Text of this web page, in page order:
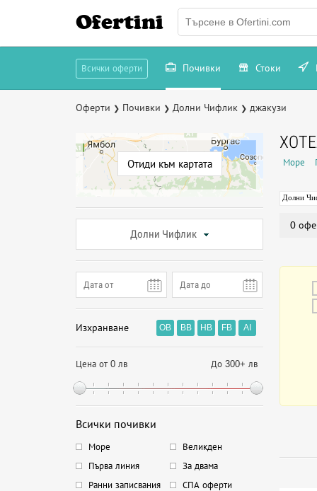
Ofertini
Всички оферти Почивки Стоки
Оферти ❯ Почивки ❯ Долни Чифлик ❯ джакузи
Отиди към картата
Долни Чифлик
Изхранване OB BB HB FB AI
Цена от 0 лв До 300+ лв
Всички почивки
Море
Великден
Първа линия
За двама
Ранни записвания
СПА оферти
Море
Долни
0